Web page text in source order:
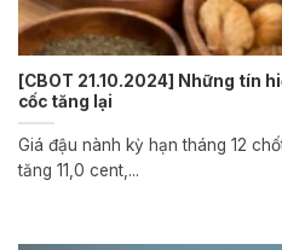
[CBOT 21.10.2024] Những tín
cốc tăng lại
Giá đậu nành kỳ hạn tháng 12
tăng 11,0 cent,...